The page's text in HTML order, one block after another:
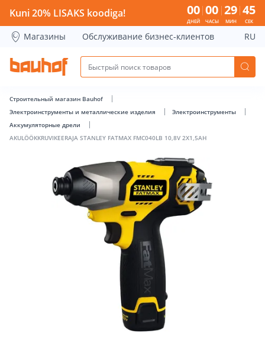
AKULÖÖKKRUVIKEERAJA STANLEY FATMAX FMC040LB
Kuni 20% LISAKS koodiga! 00
ДНЕЙ
00
ЧАСЫ
29
МИН
45
СЕК
Магазины Обслуживание бизнес-клиентов RU
Строительный магазин Bauhof
Электроинструменты и металлические изделия
Электроинструменты
Аккумуляторные дрели
AKULÖÖKKRUVIKEERAJA STANLEY FATMAX FMC040LB 10,8V 2X1,5AH